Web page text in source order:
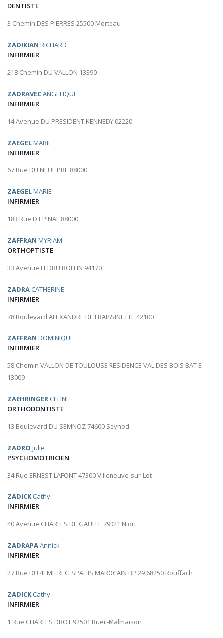
DENTISTE
3 Chemin DES PIERRES 25500 Morteau
ZADIKIAN RICHARD
INFIRMIER
218 Chemin DU VALLON 13390
ZADRAVECANGELIQUE
INFIRMIER
14 Avenue DU PRESIDENT KENNEDY 02220
ZAEGELMARIE
INFIRMIER
67 Rue DU NEUF PRE 88000
ZAEGELMARIE
INFIRMIER
183 Rue D EPINAL 88000
ZAFFRAN MYRIAM
ORTHOPTISTE
33 Avenue LEDRU ROLLIN 94170
ZADRA CATHERINE
INFIRMIER
78 Boulevard ALEXANDRE DE FRAISSINETTE 42100
ZAFFRAN DOMINIQUE
INFIRMIER
58 Chemin VALLON DE TOULOUSE RESIDENCE VAL DES BOIS BAT E
13009
ZAEHRINGER CELINE
ORTHODONTISTE
13 Boulevard DU SEMNOZ 74600 Seynod
ZADRO Julie
PSYCHOMOTRICIEN
34 Rue ERNEST LAFONT 47300 Villeneuve-sur-Lot
ZADICKCathy
INFIRMIER
40 Avenue CHARLES DE GAULLE 79021 Niort
ZADRAPAAnnick
INFIRMIER
27 Rue DU 4EME REG SPAHIS MAROCAIN BP 29 68250 Rouffach
ZADICKCathy
INFIRMIER
1 Rue CHARLES DROT 92501 Rueil-Malmaison